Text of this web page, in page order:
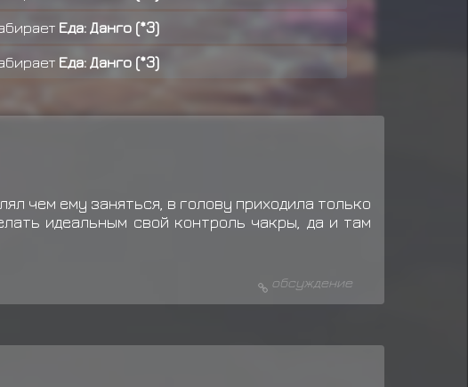
Еда: Данго (*3)
Еда: Данго (*3)
Еда: Онигири (*4)
Еда: Онигири (*4)
Еда: Данго (*3)
чем ему заняться, в голову приходила только
идеальным свой контроль чакры, да и там
обсуждение